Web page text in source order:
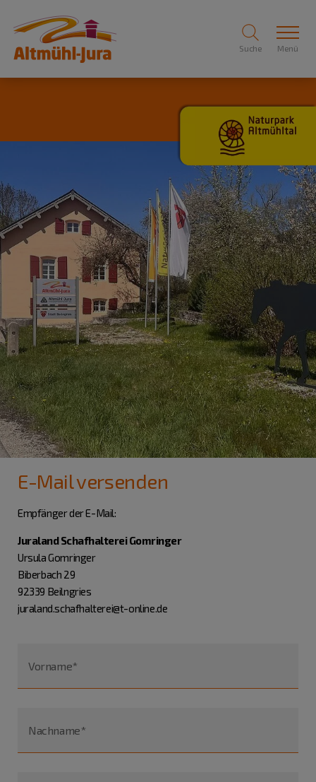
Suche Menü
E-Mail versenden
Empfänger der E-Mail:
Juraland Schafhalterei Gomringer
Ursula Gomringer
Biberbach 29
92339 Beilngries
juraland.schafhalterei@t-online.de
Vorname*
Nachname*